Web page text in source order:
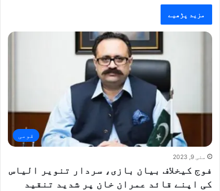
مزید پڑھیے
قومی
مئی 9, 2023
فوج کیخلاف بیان بازی، سردار تنویر الیاس
کی اپنے قائد عمران خان پر شدید تنقید